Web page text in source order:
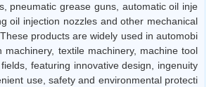
pneumatic grease guns, automatic oil inje
oil injection nozzles and other mechanical
products are widely used in automobi
machinery, textile machinery, machine tool
featuring innovative design, ingenuity
use, safety and environmental protecti